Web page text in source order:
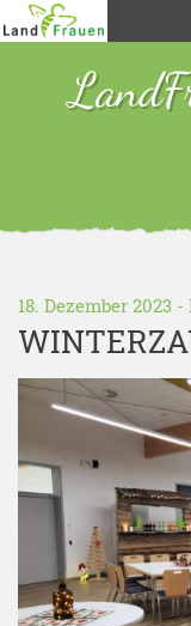
18. Dezember 2023 -